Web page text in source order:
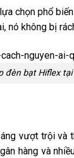
chọn phổ
nó không bị
đèn bạt Hiflex
vượt trội
hàng và